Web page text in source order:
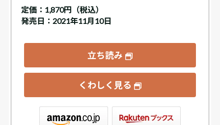
定価： 1,870円（税込）
発売日：2021年11月10日
立ち読み
くわしく見る